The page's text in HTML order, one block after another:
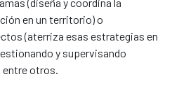
en un territorio) o
(aterriza esas estrategias en
y supervisando
entre otros.